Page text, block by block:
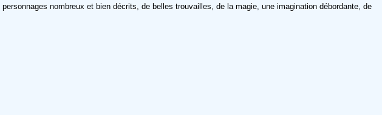
nombreux et bien décrits, de belles trouvailles, de la magie, une imagination débordante, de